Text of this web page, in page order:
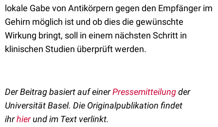
lokale Gabe von Antikörpern gegen den Empfänger im
Gehirn möglich ist und ob dies die gewünschte
Wirkung bringt, soll in einem nächsten Schritt in
klinischen Studien überprüft werden.
Der Beitrag basiert auf einerPressemitteilungder
Universität Basel. Die Originalpublikation findet
ihrhierund im Text verlinkt.